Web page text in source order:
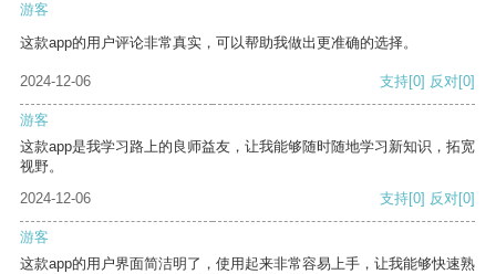
游客
这款app的用户评论非常真实，可以帮助我做出更准确的选择。
2024-12-06 支持[0] 反对[0]
游客
这款app是我学习路上的良师益友，让我能够随时随地学习新知识，拓宽
视野。
2024-12-06
支持[0] 反对[0]
游客
这款app的用户界面简洁明了，使用起来非常容易上手，让我能够快速熟